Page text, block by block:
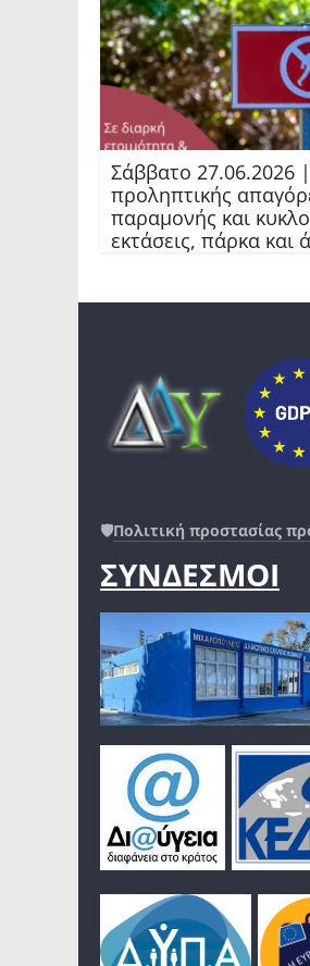
Σάββατο 27.06.2026
προληπτικής
παραμονής και
εκτάσεις, πάρκα και
🛡️Πολιτική προστασίας
ΣΥΝΔΕΣΜΟΙ